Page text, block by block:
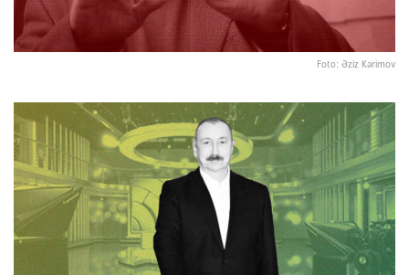
Foto: Əziz Kərimov